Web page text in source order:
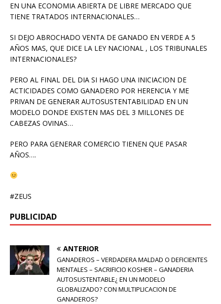
EN UNA ECONOMIA ABIERTA DE LIBRE MERCADO QUE
TIENE TRATADOS INTERNACIONALES…
SI DEJO ABROCHADO VENTA DE GANADO EN VERDE A 5
AÑOS MAS, QUE DICE LA LEY NACIONAL , LOS TRIBUNALES
INTERNACIONALES?
PERO AL FINAL DEL DIA SI HAGO UNA INICIACION DE
ACTICIDADES COMO GANADERO POR HERENCIA Y ME
PRIVAN DE GENERAR AUTOSUSTENTABILIDAD EN UN
MODELO DONDE EXISTEN MAS DEL 3 MILLONES DE
CABEZAS OVINAS…
PERO PARA GENERAR COMERCIO TIENEN QUE PASAR
AÑOS….
#ZEUS
PUBLICIDAD
ANTERIOR
GANADEROS – VERDADERA MALDAD O DEFICIENTES
MENTALES – SACRIFICIO KOSHER – GANADERIA
AUTOSUSTENTABLE¿ EN UN MODELO
GLOBALIZADO? CON MULTIPLICACION DE
GANADEROS?